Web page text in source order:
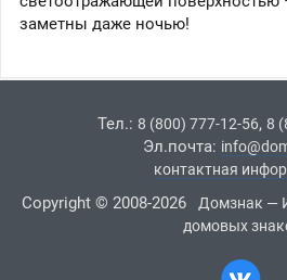
заметны даже ночью!
Тел.: 8 (800) 777-12-56, 8
Эл.почта:
контактная
Copyright © 2008-2026
Домзнак —
домовых